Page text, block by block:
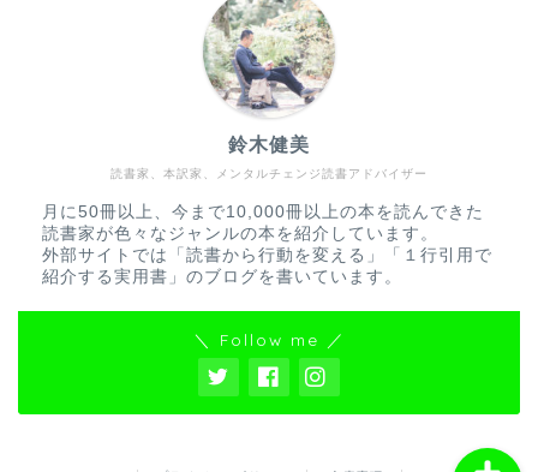
読書家、本訳家、メンタルチェンジ読書アドバイザー
鈴木健美
月に50冊以上、今まで10,000冊以上の本を読んできた
読書家が色々なジャンルの本を紹介しています。
外部サイトでは「読書から行動を変える」「１行引用で
紹介する実用書」のブログを書いています。
＼ Follow me ／
＂一行引用＂で紹介する
実用書一覧
＂名言＂で紹介する物語